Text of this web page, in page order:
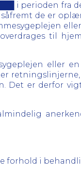
i perioden fra
de er
til
eller
Det er derfor
forhold i